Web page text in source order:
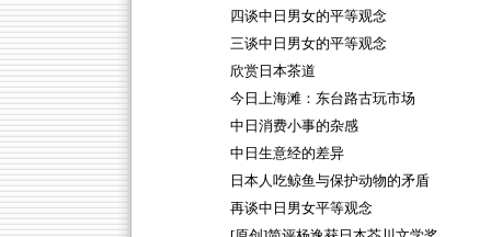
四谈中日男女的平等观念
三谈中日男女的平等观念
欣赏日本茶道
今日上海滩：东台路古玩市场
中日消费小事的杂感
中日生意经的差异
日本人吃鲸鱼与保护动物的矛盾
再谈中日男女平等观念